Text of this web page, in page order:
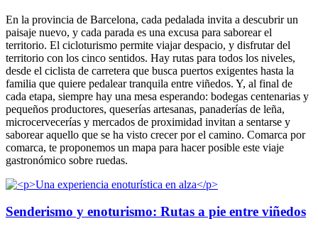
En la provincia de Barcelona, cada pedalada invita a descubrir un
paisaje nuevo, y cada parada es una excusa para saborear el
territorio. El cicloturismo permite viajar despacio, y disfrutar del
territorio con los cinco sentidos. Hay rutas para todos los niveles,
desde el ciclista de carretera que busca puertos exigentes hasta la
familia que quiere pedalear tranquila entre viñedos. Y, al final de
cada etapa, siempre hay una mesa esperando: bodegas centenarias y
pequeños productores, queserías artesanas, panaderías de leña,
microcervecerías y mercados de proximidad invitan a sentarse y
saborear aquello que se ha visto crecer por el camino. Comarca por
comarca, te proponemos un mapa para hacer posible este viaje
gastronómico sobre ruedas.
Senderismo y enoturismo: Rutas a pie entre viñedos